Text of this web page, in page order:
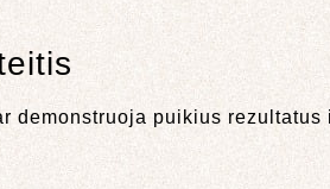
demonstruoja puikius rezultatus